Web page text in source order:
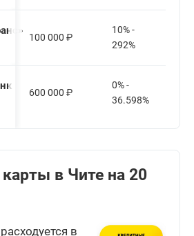
100 000 ₽
10% -
292%
600 000 ₽
0% -
36.598%
в Чите на 20
в